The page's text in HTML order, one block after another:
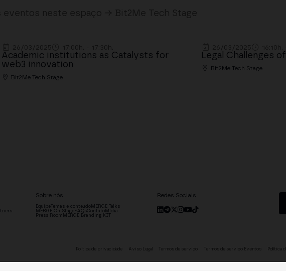
Academic institutions as Catalysts for
web3 innovation
Bit2Me Tech Stage
Legal Challenges
Bit2Me Tech Stage
Sobre nós
EquipeTemas e conteúdoMERGE Talks
MERGE On StageFAQsContatoMídia
Press Room MERGE Branding KIT
Redes Sociais
Política de privacidade Aviso Legal Termos de serviço Termos de serviço Eventos Política